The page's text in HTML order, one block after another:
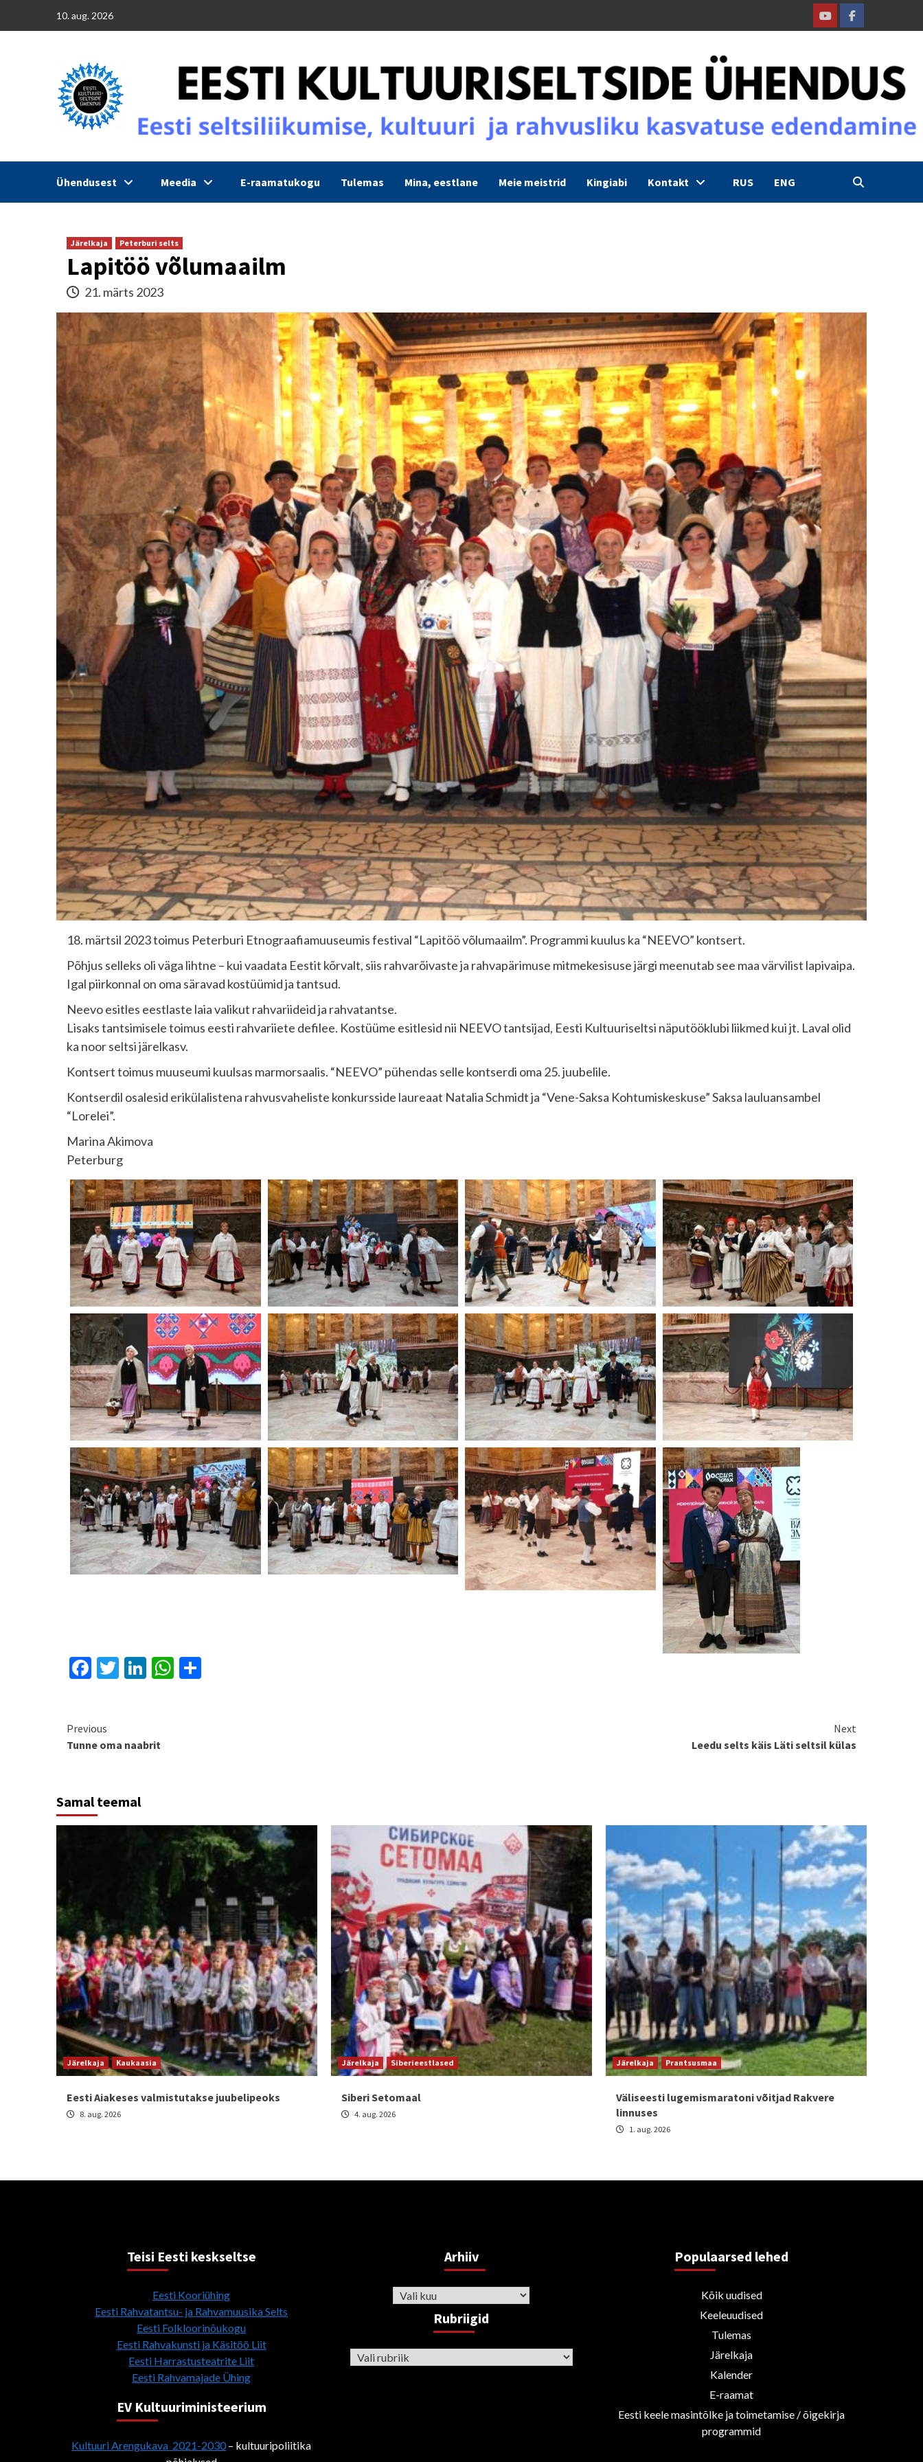
10. aug. 2026
YoutubeFacebook
Ühendusest Meedia E-raamatukogu Tulemas Mina, eestlane Meie meistrid Kingiabi Kontakt RUS ENG
Järelkaja Peterburi selts
Lapitöö võlumaailm
21. märts 2023
18. märtsil 2023 toimus Peterburi Etnograafiamuuseumis festival “Lapitöö võlumaailm”. Programmi kuulus ka “NEEVO” kontsert.
Põhjus selleks oli väga lihtne – kui vaadata Eestit kõrvalt, siis rahvarõivaste ja rahvapärimuse mitmekesisuse järgi meenutab see maa värvilist lapivaipa.
Igal piirkonnal on oma säravad kostüümid ja tantsud.
Neevo esitles eestlaste laia valikut rahvariideid ja rahvatantse.
Lisaks tantsimisele toimus eesti rahvariiete defilee. Kostüüme esitlesid nii NEEVO tantsijad, Eesti Kultuuriseltsi näputööklubi liikmed kui jt. Laval olid
ka noor seltsi järelkasv.
Kontsert toimus muuseumi kuulsas marmorsaalis. “NEEVO” pühendas selle kontserdi oma 25. juubelile.
Kontserdil osalesid erikülalistena rahvusvaheliste konkursside laureaat Natalia Schmidt ja “Vene-Saksa Kohtumiskeskuse” Saksa lauluansambel
“Lorelei”.
Marina Akimova
Peterburg
Facebook
Twitter
LinkedIn
WhatsApp
Continue
Reading
Previous
Tunne oma naabrit
Next
Leedu selts käis Läti seltsil külas
Samal teemal
Järelkaja Kaukaasia
Eesti Aiakeses valmistutakse juubelipeoks
8. aug. 2026
Järelkaja Siberieestlased
Siberi Setomaal
4. aug. 2026
Järelkaja Prantsusmaa
Väliseesti lugemismaratoni võitjad Rakvere
linnuses
1. aug. 2026
Teisi Eesti keskseltse
Eesti Kooriühing
Eesti Rahvatantsu- ja Rahvamuusika Selts
Eesti Folkloorinõukogu
Eesti Rahvakunsti ja Käsitöö Liit
Eesti Harrastusteatrite Liit
Eesti Rahvamajade Ühing
EV Kultuuriministeerium
Kultuuri Arengukava 2021-2030– kultuuripoliitika
Arhiiv
Arhiiv
Rubriigid
Rubriigid
Populaarsed lehed
Kõik uudised
Keeleuudised
Tulemas
Järelkaja
Kalender
E-raamat
Eesti keele masintõlke ja toimetamise / õigekirja
programmid